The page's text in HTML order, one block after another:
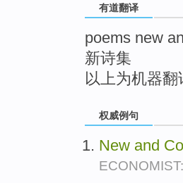
有道翻译
poems new
新诗集
以上为机器
权威例句
New and
ECONOMIST: